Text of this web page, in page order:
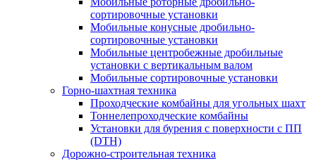
сортировочные установки
Мобильные конусные дробильно-
сортировочные установки
Мобильные центробежные дробильные
установки с вертикальным валом
Мобильные сортировочные установки
Горно-шахтная техника
Проходческие комбайны для угольных шахт
Тоннелепроходческие комбайны
Установки для бурения с поверхности с ПП
(DTH)
Дорожно-строительная техника